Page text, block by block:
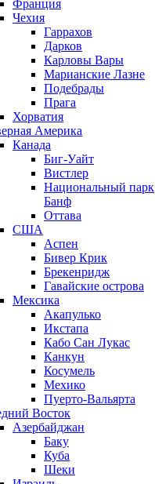
Франция
Чехия
Гаррахов
Дарков
Карловы Вары
Марианские Лазне
Подебрады
Прага
Хорватия
Америка
Канада
Биг-Уайт
Вистлер
Национальный парк
Банф
Оттава
США
Аспен
Бивер Крик
Брекенридж
Гавайские острова
Мексика
Акапулько
Икстапа
Кабо Сан Лукас
Канкун
Косумель
Мехико
Пуерто-Вальярта
Восток
Азербайджан
Баку
Куба
Шеки